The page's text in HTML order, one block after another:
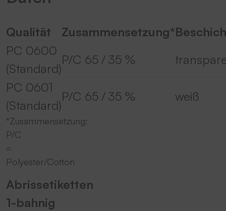
Qualität Zusammensetzung*
PC 0600
(Standard)
P/C 65 / 35 %
PC 0601
(Standard)
P/C 65 / 35 % weiß
*Zusammensetzung:
P/C
=
Polyester/Cotton
Abrissetiketten
1-bahnig